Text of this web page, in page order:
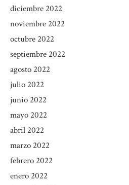
diciembre 2022
noviembre 2022
octubre 2022
septiembre 2022
agosto 2022
julio 2022
junio 2022
mayo 2022
abril 2022
marzo 2022
febrero 2022
enero 2022